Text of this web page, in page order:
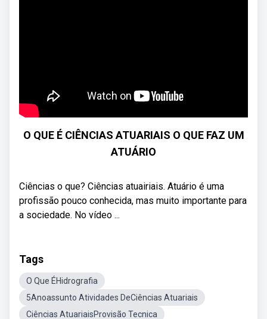
O QUE É CIÊNCIAS ATUARIAIS O QUE FAZ UM
ATUÁRIO
Ciências o que? Ciências atuairiais. Atuário é uma
profissão pouco conhecida, mas muito importante para
a sociedade. No vídeo ...
Tags
O Que ÉHidrografia
5Anoassunto Atividades DeCiências Atuariais
Ciências AtuariaisProvisão Tecnica